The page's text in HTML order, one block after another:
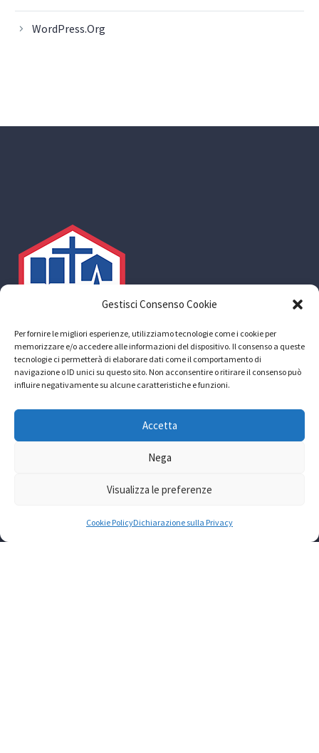
Gestisci Consenso Cookie
Per fornire le migliori esperienze, utilizziamo tecnologie come i cookie per
memorizzare e/o accedere alle informazioni del dispositivo. Il consenso a queste
tecnologie ci permetterà di elaborare dati come il comportamento di
navigazione o ID unici su questo sito. Non acconsentire o ritirare il consenso può
influire negativamente su alcune caratteristiche e funzioni.
Accetta
Nega
Visualizza le preferenze
Cookie PolicyDichiarazione sulla Privacy
WordPress.org
ACLI sede provinciale di Roma aps
Via Prospero Alpino, 20 – 00154 Roma Telefono:
06.57087028-48 Fax: 06.57087043
Codice fiscale: 80196590584